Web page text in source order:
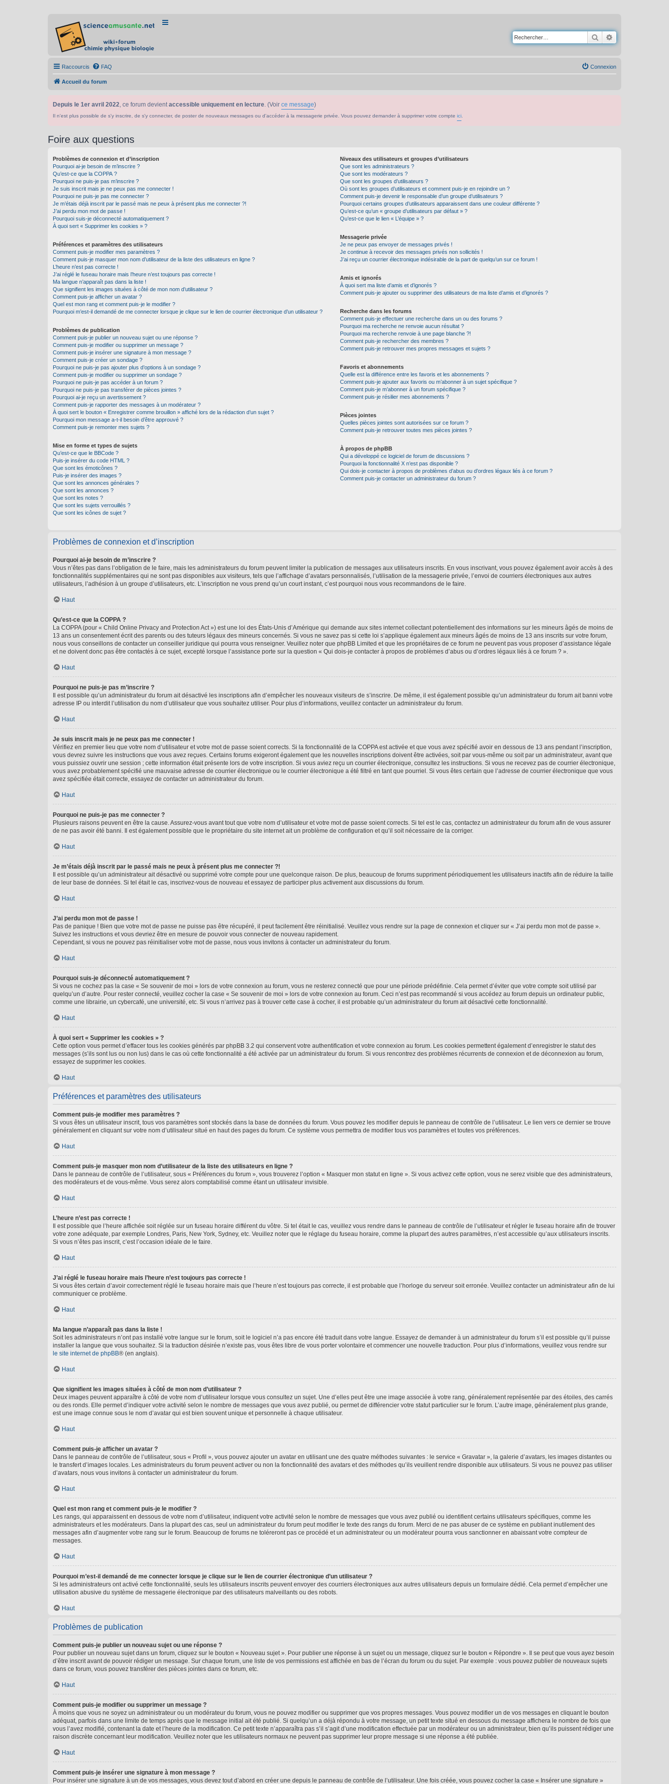
Rechercher
Raccourcis FAQ Connexion
Accueil du forum
Depuis le 1er avril 2022, ce forum devientaccessible uniquement en lecture. (Voir ce message)
Il n'est plus possible de s'y inscrire, de s'y connecter, de poster de nouveaux messages ou d'accéder à la messagerie privée. Vous pouvez demander à supprimer votre compte ici
Foire aux questions
Problèmes de connexion et d’inscription
Pourquoi ai-je besoin de m’inscrire ?
Qu’est-ce que la COPPA ?
Pourquoi ne puis-je pas m’inscrire ?
Je suis inscrit mais je ne peux pas me connecter !
Pourquoi ne puis-je pas me connecter ?
Je m’étais déjà inscrit par le passé mais ne peux à présent plus me connecter ?!
J’ai perdu mon mot de passe !
Pourquoi suis-je déconnecté automatiquement ?
À quoi sert « Supprimer les cookies » ?
Préférences et paramètres des utilisateurs
Comment puis-je modifier mes paramètres ?
Comment puis-je masquer mon nom d’utilisateur de la liste des utilisateurs en ligne ?
L’heure n’est pas correcte !
J’ai réglé le fuseau horaire mais l’heure n’est toujours pas correcte !
Ma langue n’apparaît pas dans la liste !
Que signifient les images situées à côté de mon nom d’utilisateur ?
Comment puis-je afficher un avatar ?
Quel est mon rang et comment puis-je le modifier ?
Pourquoi m’est-il demandé de me connecter lorsque je clique sur le lien de courrier électronique d’un utilisateur ?
Problèmes de publication
Comment puis-je publier un nouveau sujet ou une réponse ?
Comment puis-je modifier ou supprimer un message ?
Comment puis-je insérer une signature à mon message ?
Comment puis-je créer un sondage ?
Pourquoi ne puis-je pas ajouter plus d’options à un sondage ?
Comment puis-je modifier ou supprimer un sondage ?
Pourquoi ne puis-je pas accéder à un forum ?
Pourquoi ne puis-je pas transférer de pièces jointes ?
Pourquoi ai-je reçu un avertissement ?
Comment puis-je rapporter des messages à un modérateur ?
À quoi sert le bouton « Enregistrer comme brouillon » affiché lors de la rédaction d’un sujet ?
Pourquoi mon message a-t-il besoin d’être approuvé ?
Comment puis-je remonter mes sujets ?
Mise en forme et types de sujets
Qu’est-ce que le BBCode ?
Puis-je insérer du code HTML ?
Que sont les émoticônes ?
Puis-je insérer des images ?
Que sont les annonces générales ?
Que sont les annonces ?
Que sont les notes ?
Que sont les sujets verrouillés ?
Que sont les icônes de sujet ?
Niveaux des utilisateurs et groupes d’utilisateurs
Que sont les administrateurs ?
Que sont les modérateurs ?
Que sont les groupes d’utilisateurs ?
Où sont les groupes d’utilisateurs et comment puis-je en rejoindre un ?
Comment puis-je devenir le responsable d’un groupe d’utilisateurs ?
Pourquoi certains groupes d’utilisateurs apparaissent dans une couleur différente ?
Qu’est-ce qu’un « groupe d’utilisateurs par défaut » ?
Qu’est-ce que le lien « L’équipe » ?
Messagerie privée
Je ne peux pas envoyer de messages privés !
Je continue à recevoir des messages privés non sollicités !
J’ai reçu un courrier électronique indésirable de la part de quelqu’un sur ce forum !
Amis et ignorés
À quoi sert ma liste d’amis et d’ignorés ?
Comment puis-je ajouter ou supprimer des utilisateurs de ma liste d’amis et d’ignorés ?
Recherche dans les forums
Comment puis-je effectuer une recherche dans un ou des forums ?
Pourquoi ma recherche ne renvoie aucun résultat ?
Pourquoi ma recherche renvoie à une page blanche ?!
Comment puis-je rechercher des membres ?
Comment puis-je retrouver mes propres messages et sujets ?
Favoris et abonnements
Quelle est la différence entre les favoris et les abonnements ?
Comment puis-je ajouter aux favoris ou m’abonner à un sujet spécifique ?
Comment puis-je m’abonner à un forum spécifique ?
Comment puis-je résilier mes abonnements ?
Pièces jointes
Quelles pièces jointes sont autorisées sur ce forum ?
Comment puis-je retrouver toutes mes pièces jointes ?
À propos de phpBB
Qui a développé ce logiciel de forum de discussions ?
Pourquoi la fonctionnalité X n’est pas disponible ?
Qui dois-je contacter à propos de problèmes d’abus ou d’ordres légaux liés à ce forum ?
Comment puis-je contacter un administrateur du forum ?
Problèmes de connexion et d’inscription
Pourquoi ai-je besoin de m’inscrire ?
Vous n’êtes pas dans l’obligation de le faire, mais les administrateurs du forum peuvent limiter la publication de messages aux utilisateurs inscrits. En vous inscrivant, vous pouvez également avoir accès à des
fonctionnalités supplémentaires qui ne sont pas disponibles aux visiteurs, tels que l’affichage d’avatars personnalisés, l’utilisation de la messagerie privée, l’envoi de courriers électroniques aux autres
utilisateurs, l’adhésion à un groupe d’utilisateurs, etc. L’inscription ne vous prend qu’un court instant, c’est pourquoi nous vous recommandons de le faire.
Haut
Qu’est-ce que la COPPA ?
La COPPA (pour « Child Online Privacy and Protection Act ») est une loi des États-Unis d’Amérique qui demande aux sites internet collectant potentiellement des informations sur les mineurs âgés de moins de
13 ans un consentement écrit des parents ou des tuteurs légaux des mineurs concernés. Si vous ne savez pas si cette loi s’applique également aux mineurs âgés de moins de 13 ans inscrits sur votre forum,
nous vous conseillons de contacter un conseiller juridique qui pourra vous renseigner. Veuillez noter que phpBB Limited et que les propriétaires de ce forum ne peuvent pas vous proposer d’assistance légale
et ne doivent donc pas être contactés à ce sujet, excepté lorsque l’assistance porte sur la question « Qui dois-je contacter à propos de problèmes d’abus ou d’ordres légaux liés à ce forum ? ».
Haut
Pourquoi ne puis-je pas m’inscrire ?
Il est possible qu’un administrateur du forum ait désactivé les inscriptions afin d’empêcher les nouveaux visiteurs de s’inscrire. De même, il est également possible qu’un administrateur du forum ait banni votre
adresse IP ou interdit l’utilisation du nom d’utilisateur que vous souhaitez utiliser. Pour plus d’informations, veuillez contacter un administrateur du forum.
Haut
Je suis inscrit mais je ne peux pas me connecter !
Vérifiez en premier lieu que votre nom d’utilisateur et votre mot de passe soient corrects. Si la fonctionnalité de la COPPA est activée et que vous avez spécifié avoir en dessous de 13 ans pendant l’inscription,
vous devrez suivre les instructions que vous avez reçues. Certains forums exigeront également que les nouvelles inscriptions doivent être activées, soit par vous-même ou soit par un administrateur, avant que
vous puissiez ouvrir une session ; cette information était présente lors de votre inscription. Si vous aviez reçu un courrier électronique, consultez les instructions. Si vous ne recevez pas de courrier électronique,
vous avez probablement spécifié une mauvaise adresse de courrier électronique ou le courrier électronique a été filtré en tant que pourriel. Si vous êtes certain que l’adresse de courrier électronique que vous
avez spécifiée était correcte, essayez de contacter un administrateur du forum.
Haut
Pourquoi ne puis-je pas me connecter ?
Plusieurs raisons peuvent en être la cause. Assurez-vous avant tout que votre nom d’utilisateur et votre mot de passe soient corrects. Si tel est le cas, contactez un administrateur du forum afin de vous assurer
de ne pas avoir été banni. Il est également possible que le propriétaire du site internet ait un problème de configuration et qu’il soit nécessaire de la corriger.
Haut
Je m’étais déjà inscrit par le passé mais ne peux à présent plus me connecter ?!
Il est possible qu’un administrateur ait désactivé ou supprimé votre compte pour une quelconque raison. De plus, beaucoup de forums suppriment périodiquement les utilisateurs inactifs afin de réduire la taille
de leur base de données. Si tel était le cas, inscrivez-vous de nouveau et essayez de participer plus activement aux discussions du forum.
Haut
J’ai perdu mon mot de passe !
Pas de panique ! Bien que votre mot de passe ne puisse pas être récupéré, il peut facilement être réinitialisé. Veuillez vous rendre sur la page de connexion et cliquer sur « J’ai perdu mon mot de passe ».
Suivez les instructions et vous devriez être en mesure de pouvoir vous connecter de nouveau rapidement.
Cependant, si vous ne pouvez pas réinitialiser votre mot de passe, nous vous invitons à contacter un administrateur du forum.
Haut
Pourquoi suis-je déconnecté automatiquement ?
Si vous ne cochez pas la case « Se souvenir de moi » lors de votre connexion au forum, vous ne resterez connecté que pour une période prédéfinie. Cela permet d’éviter que votre compte soit utilisé par
quelqu’un d’autre. Pour rester connecté, veuillez cocher la case « Se souvenir de moi » lors de votre connexion au forum. Ceci n’est pas recommandé si vous accédez au forum depuis un ordinateur public,
comme une librairie, un cybercafé, une université, etc. Si vous n’arrivez pas à trouver cette case à cocher, il est probable qu’un administrateur du forum ait désactivé cette fonctionnalité.
Haut
À quoi sert « Supprimer les cookies » ?
Cette option vous permet d’effacer tous les cookies générés par phpBB 3.2 qui conservent votre authentification et votre connexion au forum. Les cookies permettent également d’enregistrer le statut des
messages (s’ils sont lus ou non lus) dans le cas où cette fonctionnalité a été activée par un administrateur du forum. Si vous rencontrez des problèmes récurrents de connexion et de déconnexion au forum,
essayez de supprimer les cookies.
Haut
Préférences et paramètres des utilisateurs
Comment puis-je modifier mes paramètres ?
Si vous êtes un utilisateur inscrit, tous vos paramètres sont stockés dans la base de données du forum. Vous pouvez les modifier depuis le panneau de contrôle de l’utilisateur. Le lien vers ce dernier se trouve
généralement en cliquant sur votre nom d’utilisateur situé en haut des pages du forum. Ce système vous permettra de modifier tous vos paramètres et toutes vos préférences.
Haut
Comment puis-je masquer mon nom d’utilisateur de la liste des utilisateurs en ligne ?
Dans le panneau de contrôle de l’utilisateur, sous « Préférences du forum », vous trouverez l’option « Masquer mon statut en ligne ». Si vous activez cette option, vous ne serez visible que des administrateurs,
des modérateurs et de vous-même. Vous serez alors comptabilisé comme étant un utilisateur invisible.
Haut
L’heure n’est pas correcte !
Il est possible que l’heure affichée soit réglée sur un fuseau horaire différent du vôtre. Si tel était le cas, veuillez vous rendre dans le panneau de contrôle de l’utilisateur et régler le fuseau horaire afin de trouver
votre zone adéquate, par exemple Londres, Paris, New York, Sydney, etc. Veuillez noter que le réglage du fuseau horaire, comme la plupart des autres paramètres, n’est accessible qu’aux utilisateurs inscrits.
Si vous n’êtes pas inscrit, c’est l’occasion idéale de le faire.
Haut
J’ai réglé le fuseau horaire mais l’heure n’est toujours pas correcte !
Si vous êtes certain d’avoir correctement réglé le fuseau horaire mais que l’heure n’est toujours pas correcte, il est probable que l’horloge du serveur soit erronée. Veuillez contacter un administrateur afin de lui
communiquer ce problème.
Haut
Ma langue n’apparaît pas dans la liste !
Soit les administrateurs n’ont pas installé votre langue sur le forum, soit le logiciel n’a pas encore été traduit dans votre langue. Essayez de demander à un administrateur du forum s’il est possible qu’il puisse
installer la langue que vous souhaitez. Si la traduction désirée n’existe pas, vous êtes libre de vous porter volontaire et commencer une nouvelle traduction. Pour plus d’informations, veuillez vous rendre sur
le site internet de phpBB® (en anglais).
Haut
Que signifient les images situées à côté de mon nom d’utilisateur ?
Deux images peuvent apparaître à côté de votre nom d’utilisateur lorsque vous consultez un sujet. Une d’elles peut être une image associée à votre rang, généralement représentée par des étoiles, des carrés
ou des ronds. Elle permet d’indiquer votre activité selon le nombre de messages que vous avez publié, ou permet de différencier votre statut particulier sur le forum. L’autre image, généralement plus grande,
est une image connue sous le nom d’avatar qui est bien souvent unique et personnelle à chaque utilisateur.
Haut
Comment puis-je afficher un avatar ?
Dans le panneau de contrôle de l’utilisateur, sous « Profil », vous pouvez ajouter un avatar en utilisant une des quatre méthodes suivantes : le service « Gravatar », la galerie d’avatars, les images distantes ou
le transfert d’images locales. Les administrateurs du forum peuvent activer ou non la fonctionnalité des avatars et des méthodes qu’ils veuillent rendre disponible aux utilisateurs. Si vous ne pouvez pas utiliser
d’avatars, nous vous invitons à contacter un administrateur du forum.
Haut
Quel est mon rang et comment puis-je le modifier ?
Les rangs, qui apparaissent en dessous de votre nom d’utilisateur, indiquent votre activité selon le nombre de messages que vous avez publié ou identifient certains utilisateurs spécifiques, comme les
administrateurs et les modérateurs. Dans la plupart des cas, seul un administrateur du forum peut modifier le texte des rangs du forum. Merci de ne pas abuser de ce système en publiant inutilement des
messages afin d’augmenter votre rang sur le forum. Beaucoup de forums ne toléreront pas ce procédé et un administrateur ou un modérateur pourra vous sanctionner en abaissant votre compteur de
messages.
Haut
Pourquoi m’est-il demandé de me connecter lorsque je clique sur le lien de courrier électronique d’un utilisateur ?
Si les administrateurs ont activé cette fonctionnalité, seuls les utilisateurs inscrits peuvent envoyer des courriers électroniques aux autres utilisateurs depuis un formulaire dédié. Cela permet d’empêcher une
utilisation abusive du système de messagerie électronique par des utilisateurs malveillants ou des robots.
Haut
Problèmes de publication
Comment puis-je publier un nouveau sujet ou une réponse ?
Pour publier un nouveau sujet dans un forum, cliquez sur le bouton « Nouveau sujet ». Pour publier une réponse à un sujet ou un message, cliquez sur le bouton « Répondre ». Il se peut que vous ayez besoin
d’être inscrit avant de pouvoir rédiger un message. Sur chaque forum, une liste de vos permissions est affichée en bas de l’écran du forum ou du sujet. Par exemple : vous pouvez publier de nouveaux sujets
dans ce forum, vous pouvez transférer des pièces jointes dans ce forum, etc.
Haut
Comment puis-je modifier ou supprimer un message ?
À moins que vous ne soyez un administrateur ou un modérateur du forum, vous ne pouvez modifier ou supprimer que vos propres messages. Vous pouvez modifier un de vos messages en cliquant le bouton
adéquat, parfois dans une limite de temps après que le message initial ait été publié. Si quelqu’un a déjà répondu à votre message, un petit texte situé en dessous du message affichera le nombre de fois que
vous l’avez modifié, contenant la date et l’heure de la modification. Ce petit texte n’apparaîtra pas s’il s’agit d’une modification effectuée par un modérateur ou un administrateur, bien qu’ils puissent rédiger une
raison discrète concernant leur modification. Veuillez noter que les utilisateurs normaux ne peuvent pas supprimer leur propre message si une réponse a été publiée.
Haut
Comment puis-je insérer une signature à mon message ?
Pour insérer une signature à un de vos messages, vous devez tout d’abord en créer une depuis le panneau de contrôle de l’utilisateur. Une fois créée, vous pouvez cocher la case « Insérer une signature »